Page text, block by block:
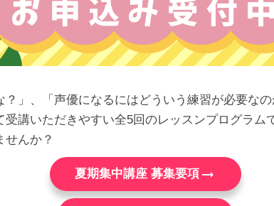
？」、「声優になるにはどういう練習が必要な
講いただきやすい全5回のレッスンプログラム
せんか？
夏期集中講座 募集要項arrow_right_alt